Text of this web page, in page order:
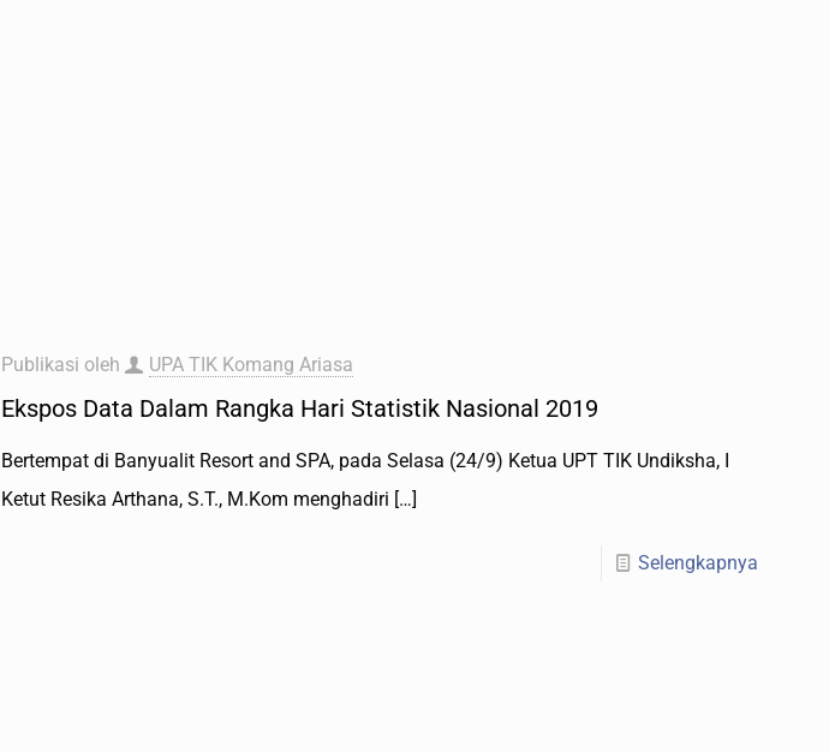
Publikasi oleh UPA TIK Komang Ariasa
Ekspos Data Dalam Rangka Hari Statistik Nasional 2019
Bertempat di Banyualit Resort and SPA, pada Selasa (24/9) Ketua UPT TIK Undiksha, I
Ketut Resika Arthana, S.T., M.Kom menghadiri […]
Selengkapnya